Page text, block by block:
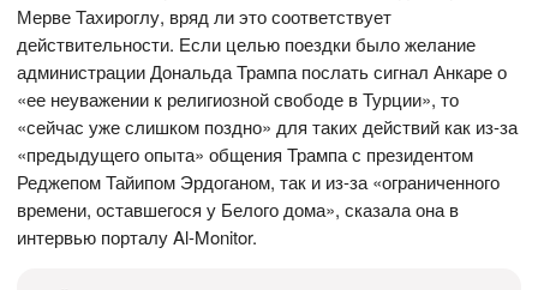
Мерве Тахироглу, вряд ли это соответствует
действительности. Если целью поездки было желание
администрации Дональда Трампа послать сигнал Анкаре о
«ее неуважении к религиозной свободе в Турции», то
«сейчас уже слишком поздно» для таких действий как из-за
«предыдущего опыта» общения Трампа с президентом
Реджепом Тайипом Эрдоганом, так и из-за «ограниченного
времени, оставшегося у Белого дома», сказала она в
интервью порталу Al-Monitor.